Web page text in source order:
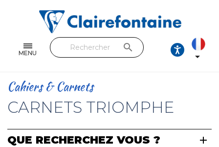
MENU
Feuilles & Copies
Beaux-arts & Dessin
Loisirs créatifs
Cuir & trousses
search

Cahiers & Carnets
CARNETS TRIOMPHE
QUE RECHERCHEZ VOUS ?